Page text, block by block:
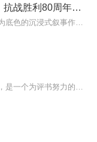
烽火中的守望丨喜迎国庆丨抗战胜利80周年丨广播剧